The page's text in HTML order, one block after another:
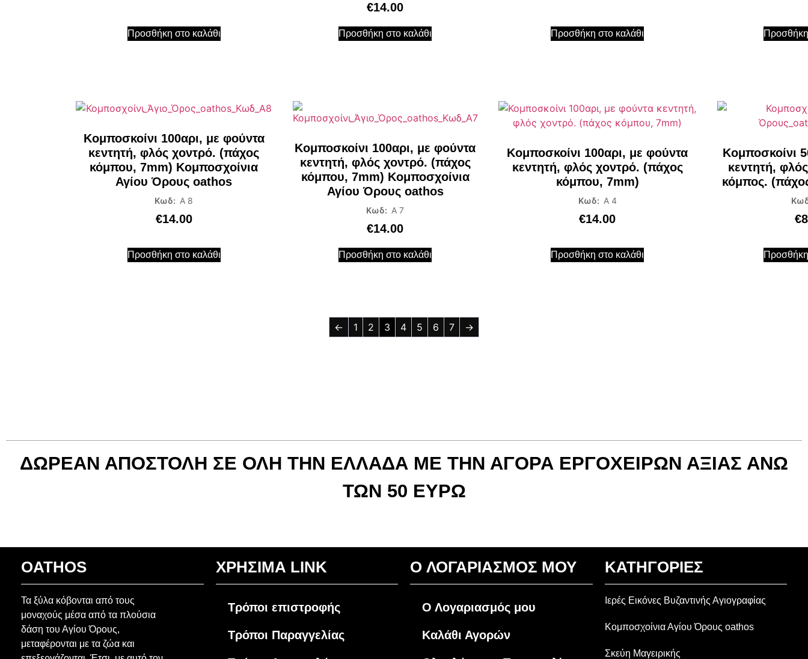
Προσθήκη στο καλάθι
€14.00
Προσθήκη στο καλάθι Προσθήκη στο καλάθι Προσθήκη
Κομποσκοίνι 100αρι, με φούντα
κεντητή, φλός χοντρό. (πάχος
κόμπου, 7mm) Κομποσχοίνια
Αγίου Όρους oathos
Κωδ: Α 8
€14.00
Προσθήκη στο καλάθι
Κομποσκοίνι 100αρι, με φούντα
κεντητή, φλός χοντρό. (πάχος
κόμπου, 7mm) Κομποσχοίνια
Αγίου Όρους oathos
Κωδ: Α 7
€14.00
Προσθήκη στο καλάθι
Κομποσκοίνι 100αρι, με φούντα
κεντητή, φλός χοντρό. (πάχος
κόμπου, 7mm)
Κωδ: Α 4
€14.00
Προσθήκη στο καλάθι
Κομποσκοίνι
κεντητή,
κόμπος.
€
Προσθήκη
← 1 2 3 4 5 6 7 →
ΔΩΡΕΑΝ ΑΠΟΣΤΟΛΗ ΣΕ ΟΛΗ ΤΗΝ ΕΛΛΑΔΑ ΜΕ ΤΗΝ ΑΓΟΡΑ ΕΡΓΟΧΕΙΡΩΝ ΑΞΙΑΣ ΑΝΩ
ΤΩΝ 50 ΕΥΡΩ
OATHOS
Τα ξύλα κόβονται από τους
μοναχούς μέσα από τα πλούσια
δάση του Αγίου Όρους,
μεταφέρονται με τα ζώα και
ΧΡΗΣΙΜΑ LINK
Τρόποι επιστροφής
Τρόποι Παραγγελίας
O ΛΟΓΑΡΙΑΣΜΟΣ ΜΟΥ
Ο Λογαριασμός μου
Καλάθι Αγορών
ΚΑΤΗΓΟΡΙΕΣ
Ιερές Εικόνες Βυζαντινής Αγιογραφίας
Κομποσχοίνια Αγίου Όρους oathos
Σκεύη Μαγειρικής